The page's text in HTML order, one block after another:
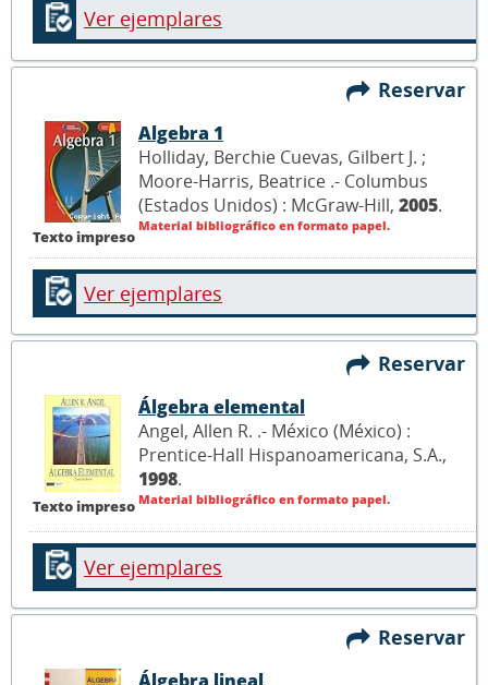
Ver ejemplares
Reservar
Texto impreso
Algebra 1
Holliday, Berchie Cuevas, Gilbert J. ;
Moore-Harris, Beatrice .- Columbus
(Estados Unidos) : McGraw-Hill, 2005.
Material bibliográfico en formato papel.
Ver ejemplares
Reservar
Texto impreso
Álgebra elemental
Angel, Allen R. .- México (México) :
Prentice-Hall Hispanoamericana, S.A.,
1998.
Material bibliográfico en formato papel.
Ver ejemplares
Reservar